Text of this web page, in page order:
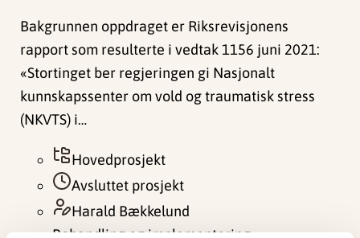
Bakgrunnen oppdraget er Riksrevisjonens
rapport som resulterte i vedtak 1156 juni 2021:
«Stortinget ber regjeringen gi Nasjonalt
kunnskapssenter om vold og traumatisk stress
(NKVTS) i…
Hovedprosjekt
Avsluttet prosjekt
Harald Bækkelund